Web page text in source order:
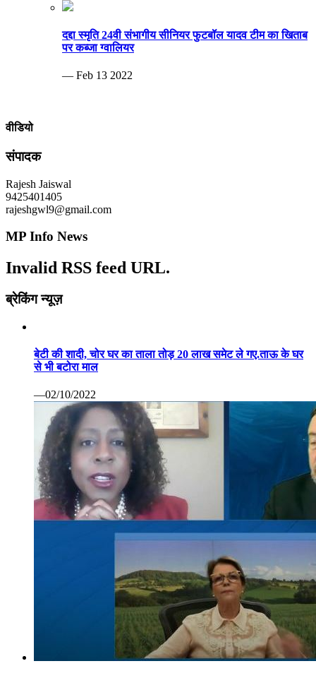
दद्दा स्मृति 24वी संभागीय सीनियर फुटबॉल यादव टीम का खिताब
पर कब्जा ग्वालियर
— Feb 13 2022
वीडियो
संपादक
Rajesh Jaiswal
9425401405
rajeshgwl9@gmail.com
MP Info News
Invalid RSS feed URL.
ब्रेकिंग न्यूज़
बेटी की शादी, चोर घर का ताला तोड़ 20 लाख समेट ले गए.ताऊ के घर
से भी बटोरा माल
—02/10/2022